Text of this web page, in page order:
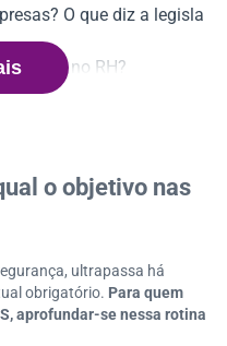
O que diz a legisla
DDS no RH?
os dias?
o objetivo nas
ultrapassa há
obrigatório. Para quem
aprofundar-se nessa rotina